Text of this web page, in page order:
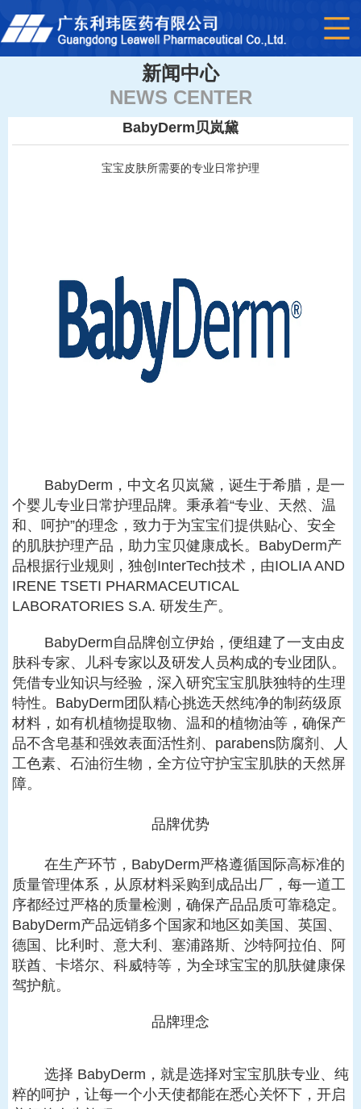
新闻中心
NEWS CENTER
BabyDerm贝岚黛
宝宝皮肤所需要的专业日常护理
BabyDerm，中文名贝岚黛，诞生于希腊，是一
个婴儿专业日常护理品牌。秉承着“专业、天然、温
和、呵护”的理念，致力于为宝宝们提供贴心、安全
的肌肤护理产品，助力宝贝健康成长。BabyDerm产
品根据行业规则，独创InterTech技术，由IOLIA AND
IRENE TSETI PHARMACEUTICAL
LABORATORIES S.A. 研发生产。
BabyDerm自品牌创立伊始，便组建了一支由皮
肤科专家、儿科专家以及研发人员构成的专业团队。
凭借专业知识与经验，深入研究宝宝肌肤独特的生理
特性。 BabyDerm团队精心挑选天然纯净的制药级原
材料，如有机植物提取物、温和的植物油等，确保产
品不含皂基和强效表面活性剂、 parabens防腐剂、人
工色素、石油衍生物，全方位守护宝宝肌肤的天然屏
障。
品牌优势
在生产环节， BabyDerm严格遵循国际高标准的
质量管理体系，从原材料采购到成品出厂，每一道工
序都经过严格的质量检测，确保产品品质可靠稳定。
BabyDerm产品远销多个国家和地区如美国、英国、
德国、比利时、意大利、塞浦路斯、沙特阿拉伯、阿
联酋、卡塔尔、科威特等，为全球宝宝的肌肤健康保
驾护航。
品牌理念
选择 BabyDerm ，就是选择对宝宝肌肤专业、纯
粹的呵护，让每一个小天使都能在悉心关怀下，开启